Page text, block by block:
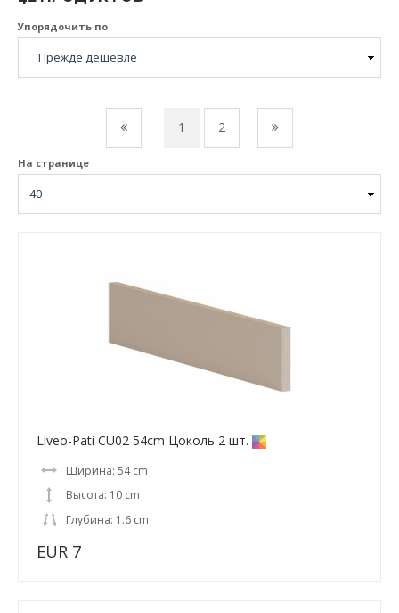
Упорядочить по
1 2
На странице
Liveo-Pati CU02 54cm Цоколь 2 шт.
Ширина: 54 cm
Высота: 10 cm
Глубина: 1.6 cm
EUR 7